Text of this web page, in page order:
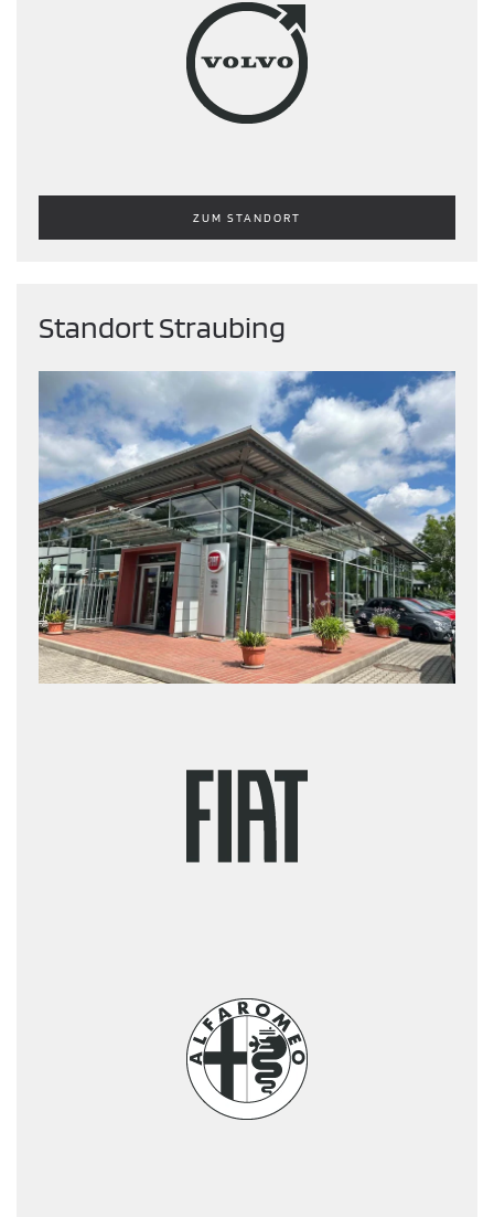
ZUM STANDORT
Standort Straubing